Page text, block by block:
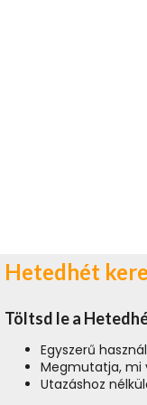
Hetedhét
Töltsd le a
Egyszerű
Megmutatja, mi
Utazáshoz